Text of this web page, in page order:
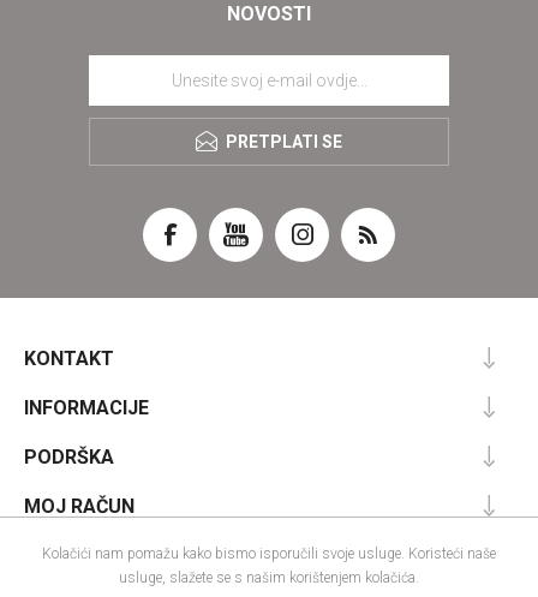
NOVOSTI
PRETPLATI SE
KONTAKT
INFORMACIJE
PODRŠKA
MOJ RAČUN
Kolačići nam pomažu kako bismo isporučili svoje usluge. Koristeći naše
usluge, slažete se s našim korištenjem kolačića.